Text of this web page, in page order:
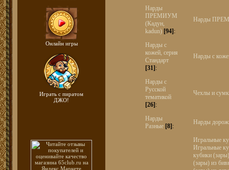
Онлайн игры
Играть с пиратом
ДЖО!
Нарды
ПРЕМИУМ
(Кадун,
kadun) [94] :
Нарды
Нарды с
кожей, серия
Стандарт
[31] :
Нарды с
Нарды с
Русской
тематикой
[26] :
Чехлы и
Нарды
Разные [8] :
Нарды
Игральные
Игральные
кубики
(зары) из